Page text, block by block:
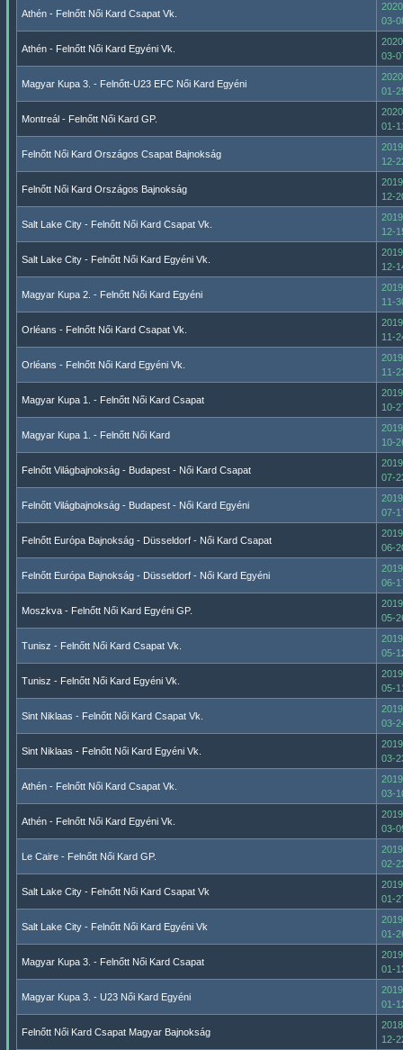
Athén - Felnőtt Női Kard Csapat Vk.
03-
Athén - Felnőtt Női Kard Egyéni Vk.
03-
Magyar Kupa 3. - Felnőtt-U23 EFC Női Kard Egyéni
01-
Montreál - Felnőtt Női Kard GP.
01-
Felnőtt Női Kard Országos Csapat Bajnokság
12-
Felnőtt Női Kard Országos Bajnokság
12-
Salt Lake City - Felnőtt Női Kard Csapat Vk.
12-
Salt Lake City - Felnőtt Női Kard Egyéni Vk.
12-
Magyar Kupa 2. - Felnőtt Női Kard Egyéni
11-
Orléans - Felnőtt Női Kard Csapat Vk.
11-
Orléans - Felnőtt Női Kard Egyéni Vk.
11-
Magyar Kupa 1. - Felnőtt Női Kard Csapat
10-
Magyar Kupa 1. - Felnőtt Női Kard
10-
Felnőtt Világbajnokság - Budapest - Női Kard Csapat
07-
Felnőtt Világbajnokság - Budapest - Női Kard Egyéni
07-
Felnőtt Európa Bajnokság - Düsseldorf - Női Kard Csapat
06-
Felnőtt Európa Bajnokság - Düsseldorf - Női Kard Egyéni
06-
Moszkva - Felnőtt Női Kard Egyéni GP.
05-
Tunisz - Felnőtt Női Kard Csapat Vk.
05-
Tunisz - Felnőtt Női Kard Egyéni Vk.
05-
Sint Niklaas - Felnőtt Női Kard Csapat Vk.
03-
Sint Niklaas - Felnőtt Női Kard Egyéni Vk.
03-
Athén - Felnőtt Női Kard Csapat Vk.
03-
Athén - Felnőtt Női Kard Egyéni Vk.
03-
Le Caire - Felnőtt Női Kard GP.
02-
Salt Lake City - Felnőtt Női Kard Csapat Vk
01-
Salt Lake City - Felnőtt Női Kard Egyéni Vk
01-
Magyar Kupa 3. - Felnőtt Női Kard Csapat
01-
Magyar Kupa 3. - U23 Női Kard Egyéni
01-
Felnőtt Női Kard Csapat Magyar Bajnokság
12-